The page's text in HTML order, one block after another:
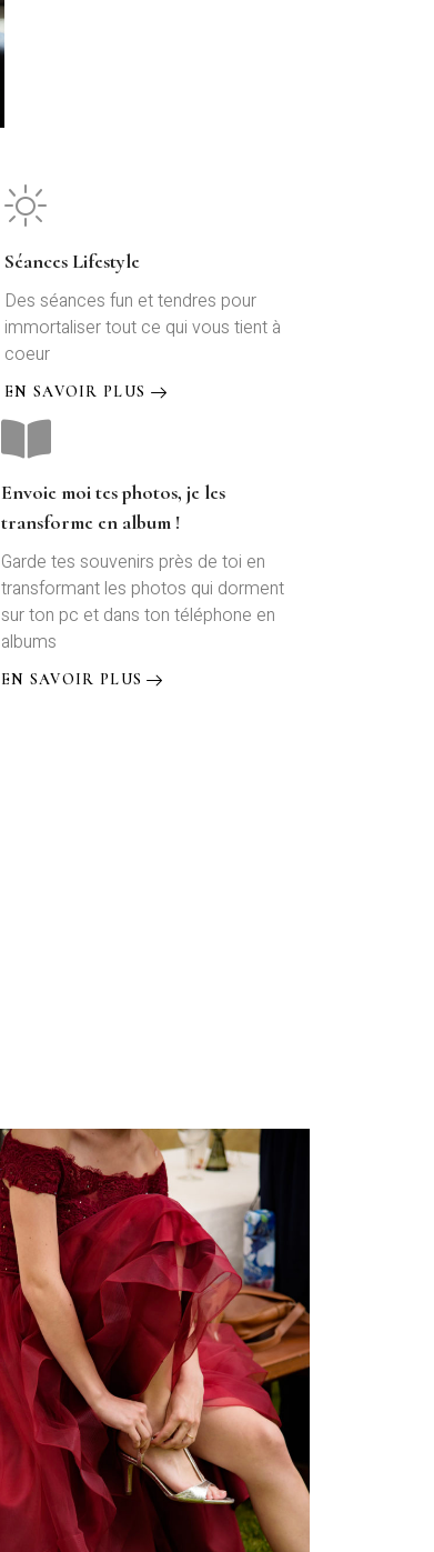
Séances Lifestyle
Des séances fun et tendres pour
immortaliser tout ce qui vous tient à
coeur
EN SAVOIR PLUS
Envoie moi tes photos, je les
transforme en album !
Garde tes souvenirs près de toi en
transformant les photos qui dorment
sur ton pc et dans ton téléphone en
albums
EN SAVOIR PLUS